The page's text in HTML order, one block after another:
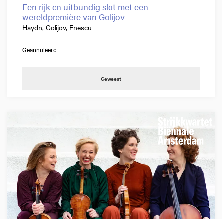
Een rijk en uitbundig slot met een
wereldpremière van Golijov
Haydn, Golijov, Enescu
Geannuleerd
Geweest